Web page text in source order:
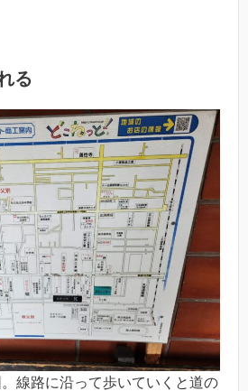
る
線路に沿って歩いていくと道の